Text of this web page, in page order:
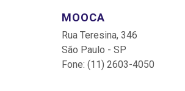
MOOCA
Rua Teresina, 346
São Paulo - SP
Fone: (11) 2603-4050